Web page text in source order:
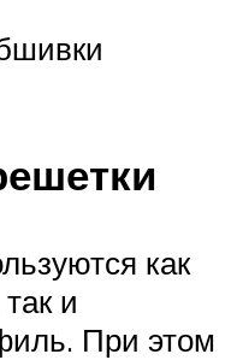
как
и
При этом